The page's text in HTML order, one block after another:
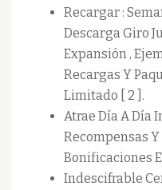
Recargar :
Descarga Giro
Expansión ,
Recargas Y
Limitado [ 2 ].
Atrae Día A Día
Recompensas
Bonificaciones
Indescifrable